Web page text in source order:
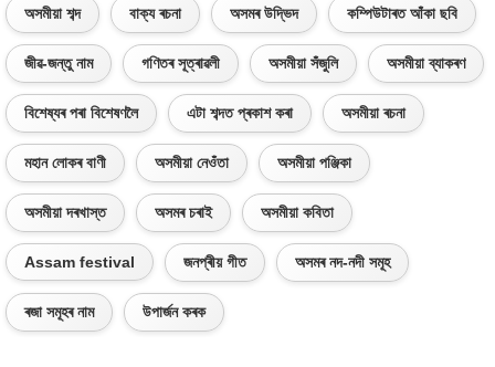
অসমীয়া শব্দ বাক্য ৰচনা অসমৰ উদ্ভিদ কম্পিউটাৰত আঁকা ছবি
জীৱ-জন্তু নাম গণিতৰ সূত্ৰাৱলী অসমীয়া সঁজুলি অসমীয়া ব্যাকৰণ
বিশেষ্যৰ পৰা বিশেষণলৈ এটা শব্দত প্ৰকাশ কৰা অসমীয়া ৰচনা
মহান লোকৰ বাণী অসমীয়া নেওঁতা অসমীয়া পঞ্জিকা
অসমীয়া দৰখাস্ত অসমৰ চৰাই অসমীয়া কবিতা
Assam festival জনপ্ৰীয় গীত অসমৰ নদ-নদী সমূহ
ৰজা সমূহৰ নাম উপাৰ্জন কৰক